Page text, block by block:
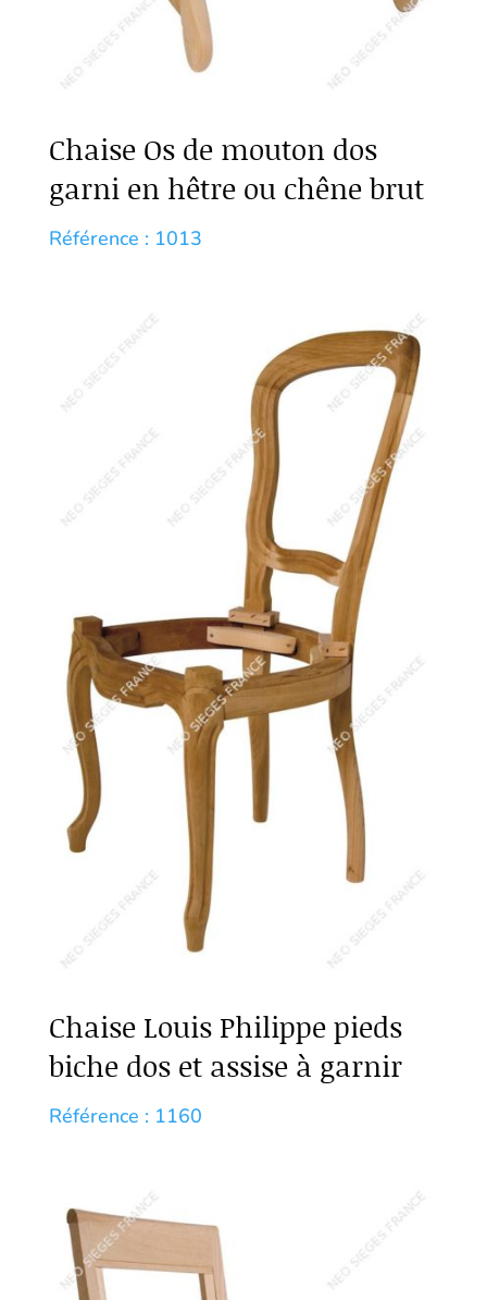
Chaise Os de mouton dos
garni en hêtre ou chêne brut
Référence : 1013
Chaise Louis Philippe pieds
biche dos et assise à garnir
Référence : 1160